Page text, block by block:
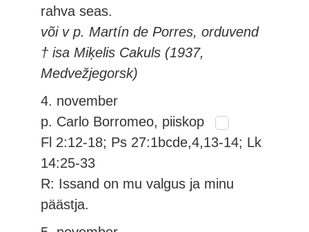
rahva seas.
või v p. Martín de Porres, orduvend
† isa Miķelis Cakuls (1937,
Medvežjegorsk)
4. november
p. Carlo Borromeo, piiskop
Fl 2:12-18; Ps 27:1bcde,4,13-14; Lk
14:25-33
R: Issand on mu valgus ja minu
päästja.